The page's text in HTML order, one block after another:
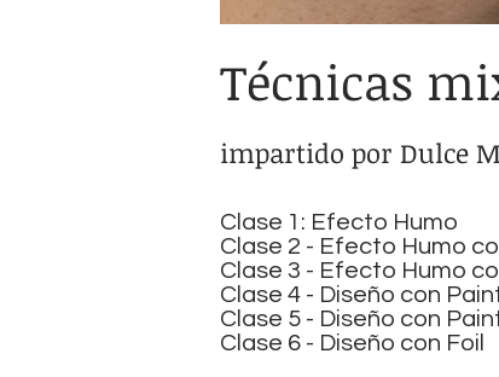
Técnicas
impartido por Dulce
Clase 1: Efecto Humo
Clase 2 - Efecto Humo
Clase 3 - Efecto Humo
Clase 4 - Diseño con
Clase 5 - Diseño con
Clase 6 - Diseño con Foil